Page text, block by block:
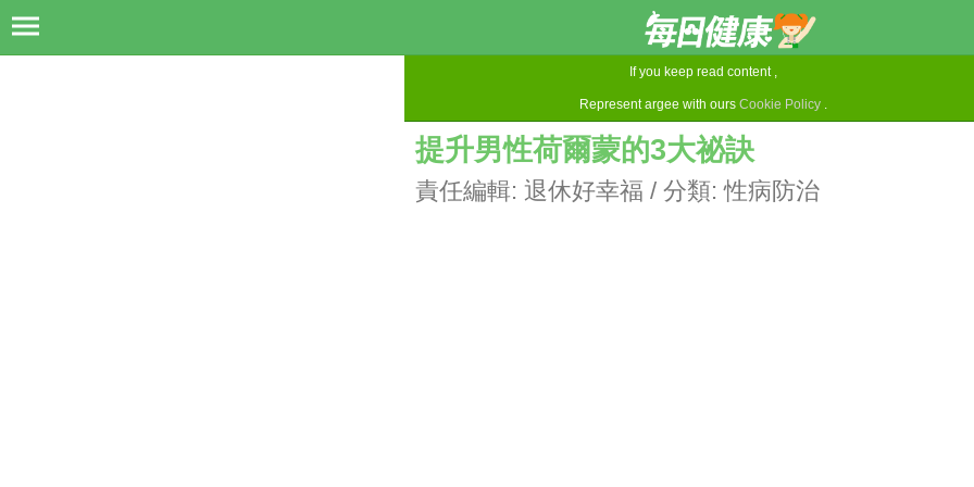
If you keep read content ,
Represent argee with ours Cookie Policy .
提升男性荷爾蒙的3大祕訣
責任編輯: 退休好幸福 / 分類: 性病防治